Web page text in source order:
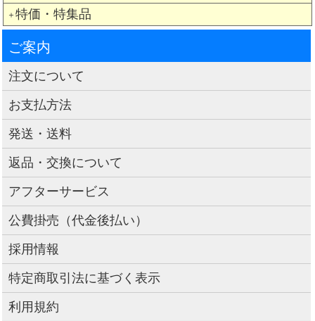
＋ 特価・特集品
ご案内
注文について
お支払方法
発送・送料
返品・交換について
アフターサービス
公費掛売（代金後払い）
採用情報
特定商取引法に基づく表示
利用規約